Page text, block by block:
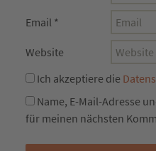
Email *
Website
Ich akzeptiere die
Name, E-Mail-Adresse
für meinen nächsten